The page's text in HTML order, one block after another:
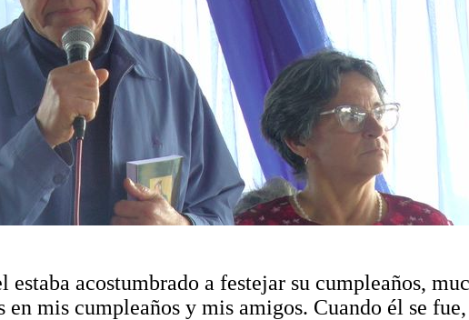
acostumbrado a festejar su cumpleaños,
mis cumpleaños y mis amigos. Cuando él se